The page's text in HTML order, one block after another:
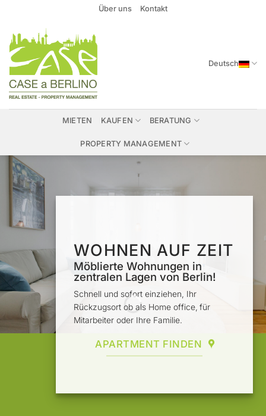
springen
Über uns Kontakt
Deutsch
MIETEN KAUFEN BERATUNG
PROPERTY MANAGEMENT
WOHNEN AUF ZEIT
Möblierte Wohnungen in
zentralen Lagen von Berlin!
Schnell und sofort einziehen, Ihr
Rückzugsort ob als Home office, für
Mitarbeiter oder Ihre Familie.
APARTMENT FINDEN